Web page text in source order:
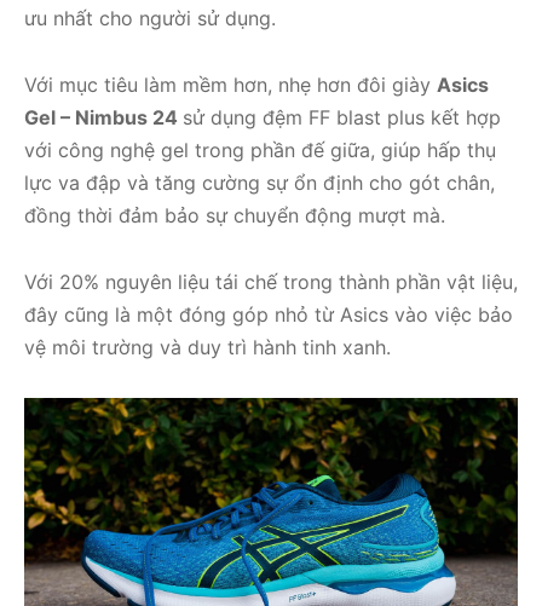
ưu nhất cho người sử dụng.
Với mục tiêu làm mềm hơn, nhẹ hơn đôi giày Asics
Gel – Nimbus 24 sử dụng đệm FF blast plus kết hợp
với công nghệ gel trong phần đế giữa, giúp hấp thụ
lực va đập và tăng cường sự ổn định cho gót chân,
đồng thời đảm bảo sự chuyển động mượt mà.
Với 20% nguyên liệu tái chế trong thành phần vật liệu,
đây cũng là một đóng góp nhỏ từ Asics vào việc bảo
vệ môi trường và duy trì hành tinh xanh.